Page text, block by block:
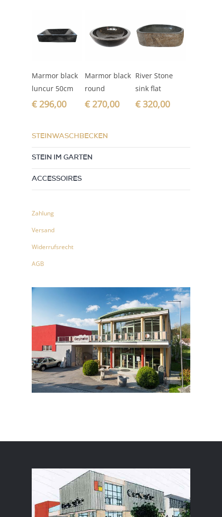
In den
Marmor black
luncur 50cm
€296,00
In den
Marmor black
round
€270,00
River Stone
sink flat
€320,00
STEINWASCHBECKEN
STEIN IM GARTEN
ACCESSOIRES
Zahlung
Versand
Widerrufsrecht
AGB